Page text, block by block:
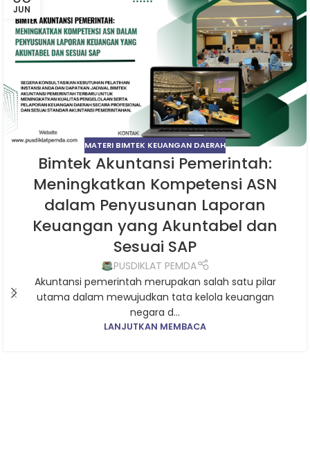
JUN
MATERI BIMTEK KEUANGAN DAERAH
Bimtek Akuntansi Pemerintah:
Meningkatkan Kompetensi ASN
dalam Penyusunan Laporan
Keuangan yang Akuntabel dan
Sesuai SAP
PUSDIKLAT PEMDA
Akuntansi pemerintah merupakan salah satu pilar
utama dalam mewujudkan tata kelola keuangan
negara d...
LANJUTKAN MEMBACA